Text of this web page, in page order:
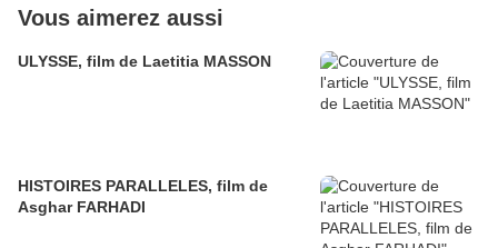
Vous aimerez aussi
ULYSSE, film de Laetitia MASSON
HISTOIRES PARALLELES, film de
Asghar FARHADI